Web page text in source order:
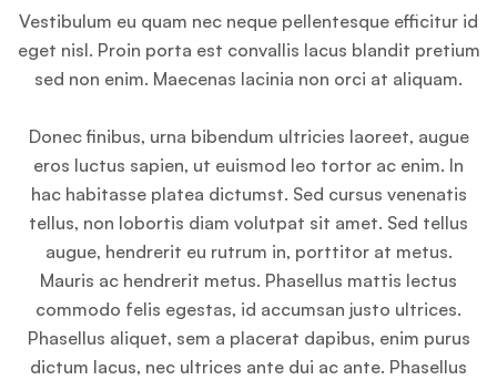
Vestibulum eu quam nec neque pellentesque efficitur id
eget nisl. Proin porta est convallis lacus blandit pretium
sed non enim. Maecenas lacinia non orci at aliquam.
Donec finibus, urna bibendum ultricies laoreet, augue
eros luctus sapien, ut euismod leo tortor ac enim. In
hac habitasse platea dictumst. Sed cursus venenatis
tellus, non lobortis diam volutpat sit amet. Sed tellus
augue, hendrerit eu rutrum in, porttitor at metus.
Mauris ac hendrerit metus. Phasellus mattis lectus
commodo felis egestas, id accumsan justo ultrices.
Phasellus aliquet, sem a placerat dapibus, enim purus
dictum lacus, nec ultrices ante dui ac ante. Phasellus